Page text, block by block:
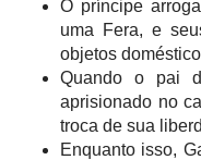
O príncipe
uma Fera, e
objetos
Quando o pai
aprisionado no
troca de sua
Enquanto isso,